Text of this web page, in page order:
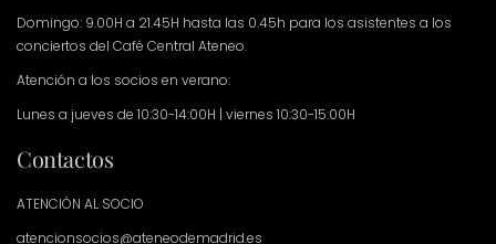
Domingo: 9.00H a 21.45H hasta las 0.45h para los asistentes a los
conciertos del Café Central Ateneo.
Atención a los socios en verano:
Lunes a jueves de 10:30-14:00H | viernes 10:30-15:00H
Contactos
ATENCIÓN AL SOCIO
atencionsocios@ateneodemadrid.es